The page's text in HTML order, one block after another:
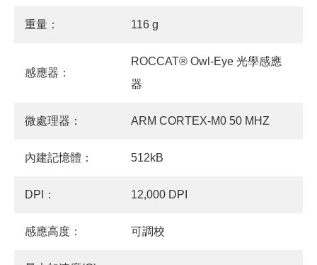
重量： 116 g
感應器：
ROCCAT® Owl-Eye 光學感應
器
微處理器： ARM CORTEX-M0 50 MHZ
內建記憶體： 512kB
DPI： 12,000 DPI
感應高度： 可調校